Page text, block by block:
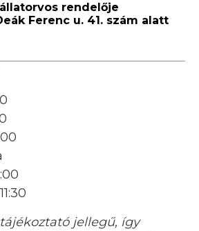
rendelője
Ferenc u. 41. szám alatt
jellegű, így